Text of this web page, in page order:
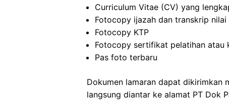
Curriculum Vitae (CV) yang
Fotocopy ijazah dan transkrip nilai
Fotocopy KTP
Fotocopy sertifikat pelatihan atau
Pas foto terbaru
Dokumen lamaran dapat dikirimkan
langsung diantar ke alamat PT Dok